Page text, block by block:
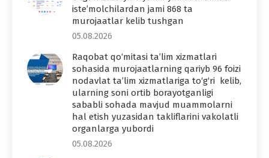
iste’molchilardan jami 868 ta
murojaatlar kelib tushgan
05.08.2026
Raqobat qo‘mitasi ta’lim xizmatlari
sohasida murojaatlarning qariyb 96 foizi
nodavlat ta’lim xizmatlariga to‘g‘ri kelib,
ularning soni ortib borayotganligi
sababli sohada mavjud muammolarni
hal etish yuzasidan takliflarini vakolatli
organlarga yubordi
05.08.2026